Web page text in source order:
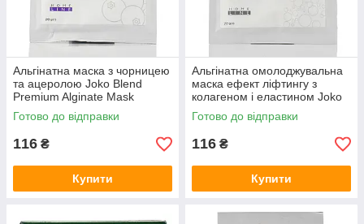
Альгінатна маска з чорницею
та ацеролою Joko Blend
Premium Alginate Mask
BlueBerry and Acerola 20г
Готово до відправки
116 ₴
Купити
Альгінатна омолоджувальна
маска ефект ліфтингу з
колагеном і еластином Joko
Blend 20 г
Готово до відправки
116 ₴
Купити